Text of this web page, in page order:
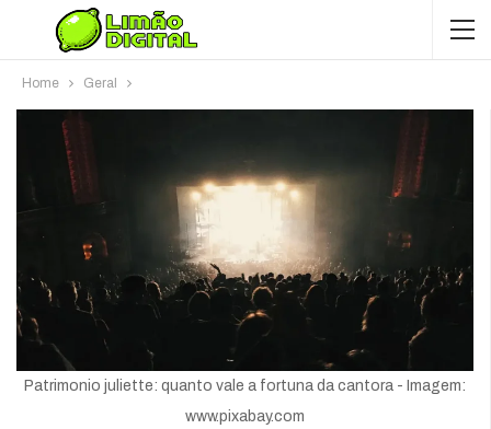
Home Geral
Patrimonio juliette: quanto vale a fortuna da cantora - Imagem:
www.pixabay.com